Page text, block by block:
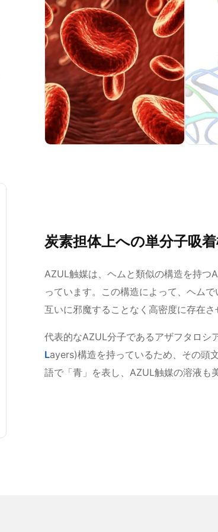
炭素担体上への単分子吸
AZUL触媒は、ヘムと類似の構造を持つ
っています。この構造によって、ヘム
互いに邪魔することなく高密度に存在
代表的なAZUL分子であるアザフタロシ
Layers)構造を持っているため、その頭
語で「青」を表し、AZUL触媒の溶液も